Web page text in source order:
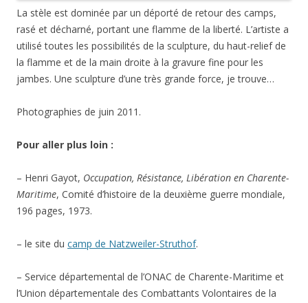
La stèle est dominée par un déporté de retour des camps,
rasé et décharné, portant une flamme de la liberté. L’artiste a
utilisé toutes les possibilités de la sculpture, du haut-relief de
la flamme et de la main droite à la gravure fine pour les
jambes. Une sculpture d’une très grande force, je trouve…
Photographies de juin 2011.
Pour aller plus loin :
– Henri Gayot, Occupation, Résistance, Libération en Charente-
Maritime, Comité d’histoire de la deuxième guerre mondiale,
196 pages, 1973.
– le site du camp de Natzweiler-Struthof.
– Service départemental de l’ONAC de Charente-Maritime et
l’Union départementale des Combattants Volontaires de la